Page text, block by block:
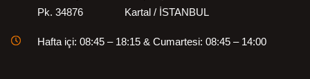
Pk. 34876 Kartal / İSTANBUL
Hafta içi: 08:45 – 18:15 & Cumartesi: 08:45 – 14:00